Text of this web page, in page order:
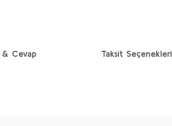
Cevap Taksit Seçenekleri